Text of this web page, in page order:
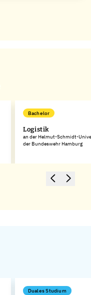
Bachelor
Logistik
an der Helmut-Schmidt-
der Bundeswehr Hamburg
Duales Studium